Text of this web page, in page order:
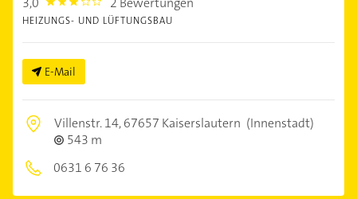
3.0
HEIZUNGS- UND LÜFTUNGSBAU
E-Mail
Villenstr. 14,67657 Kaiserslautern (Innenstadt)
543 m
0631 6 76 36